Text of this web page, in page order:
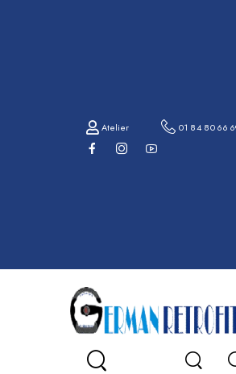
Atelier 01 84 80 66